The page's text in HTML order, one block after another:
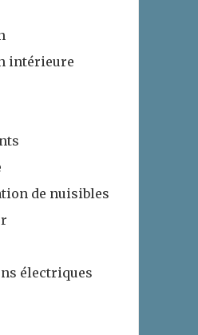
intérieure
de nuisibles
électriques